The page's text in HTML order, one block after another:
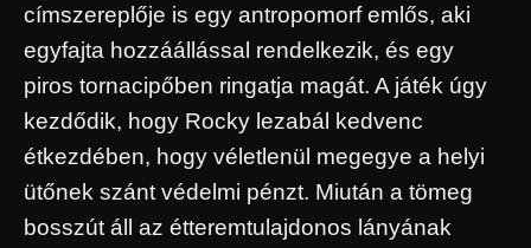
címszereplője is egy antropomorf emlős, aki
egyfajta hozzáállással rendelkezik, és egy
piros tornacipőben ringatja magát. A játék úgy
kezdődik, hogy Rocky lezabál kedvenc
étkezdében, hogy véletlenül megegye a helyi
ütőnek szánt védelmi pénzt. Miután a tömeg
bosszút áll az étteremtulajdonos lányának